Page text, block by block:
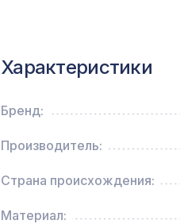
ДАМАСКО,
ИНДИЯ, 1030х695мм,
ДЕДАЛО,
Характеристики
Бренд:
Производитель:
Страна происхождения:
Материал: